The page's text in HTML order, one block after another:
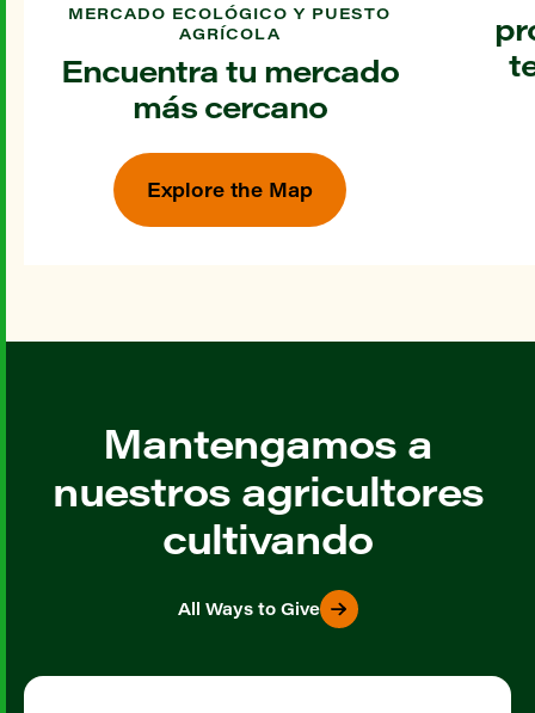
MERCADO ECOLÓGICO Y PUESTO
AGRÍCOLA
Encuentra tu mercado
más cercano
Explore the Map
Mantengamos a
nuestros agricultores
cultivando
All Ways to Give